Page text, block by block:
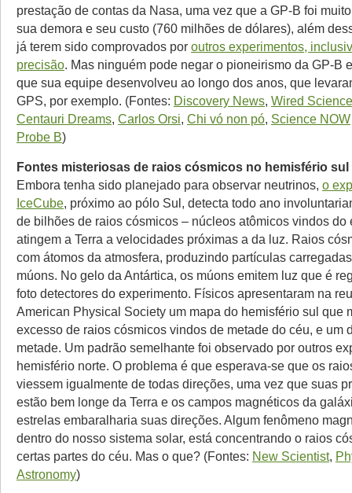
prestação de contas da Nasa, uma vez que a GP-B foi
sua demora e seu custo (760 milhões de dólares), além
já terem sido comprovados por outros experimentos,
precisão. Mas ninguém pode negar o pioneirismo da GP-B
que sua equipe desenvolveu ao longo dos anos, que
GPS, por exemplo. (Fontes: Discovery News, Wired Science
Centauri Dreams, Carlos Orsi, Chi vó non pó, Science NOW
Probe B)
Fontes misteriosas de raios cósmicos no hemisfério sul
Embora tenha sido planejado para observar neutrinos, o
IceCube, próximo ao pólo Sul, detecta todo ano
de bilhões de raios cósmicos – núcleos atômicos vindos do
atingem a Terra a velocidades próximas a da luz. Raios
com átomos da atmosfera, produzindo partículas
múons. No gelo da Antártica, os múons emitem luz que é
foto detectores do experimento. Físicos apresentaram na
American Physical Society um mapa do hemisfério sul que
excesso de raios cósmicos vindos de metade do céu, e um
metade. Um padrão semelhante foi observado por outros
hemisfério norte. O problema é que esperava-se que os
viessem igualmente de todas direções, uma vez que suas
estão bem longe da Terra e os campos magnéticos da
estrelas embaralharia suas direções. Algum fenômeno
dentro do nosso sistema solar, está concentrando o raios
certas partes do céu. Mas o que? (Fontes: New Scientist,
Astronomy)